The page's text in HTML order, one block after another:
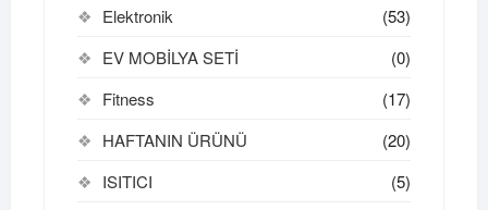
Elektronik
(53)
EV MOBİLYA SETİ
(0)
Fitness
(17)
HAFTANIN ÜRÜNÜ
(20)
ISITICI
(5)